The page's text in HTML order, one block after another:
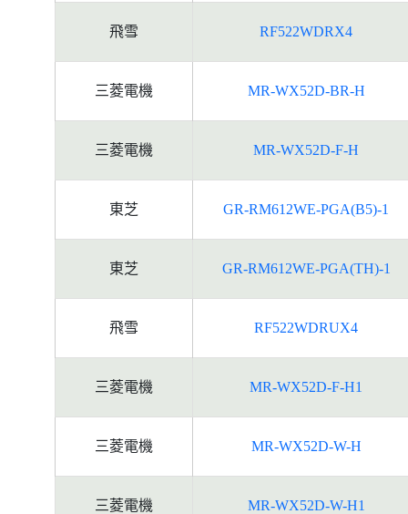
飛雪 RF522WDRX4
三菱電機 MR-WX52D-BR-H
三菱電機 MR-WX52D-F-H
東芝 GR-RM612WE-PGA(B5)-1
東芝 GR-RM612WE-PGA(TH)-1
飛雪 RF522WDRUX4
三菱電機 MR-WX52D-F-H1
三菱電機 MR-WX52D-W-H
三菱電機 MR-WX52D-W-H1